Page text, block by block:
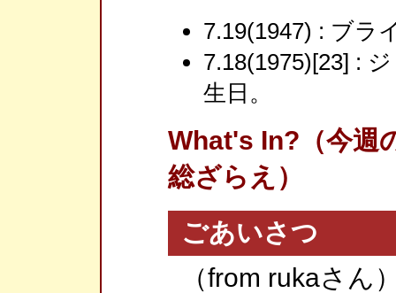
7.19(1947) : ブラ
7.18(1975)[23] :
生日。
What's In?（今週
総ざらえ）
ごあいさつ
（from rukaさん